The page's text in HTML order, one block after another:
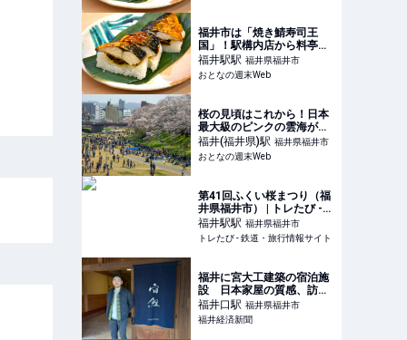
福井市は「焼き鯖寿司王
国」！駅構内店から料亭の
味までサバジェンヌおすす
め3品
福井駅駅 福井県福井市
おとなの週末Web
桜の見頃はこれから！日本
最大級のピンクの雲海が覆
い尽くす、福井市の「ふく
い桜まつり」へ
福井(福井県)駅 福井県福井市
おとなの週末Web
第41回ふくい桜まつり（福
井県福井市） | トレたび -
鉄道・旅行情報サイト
福井駅駅 福井県福井市
トレたび - 鉄道・旅行情報サイト
福井に宮大工建築の宿泊施
設 日本家屋の質感、訪日
観光客にアピール
福井口駅 福井県福井市
福井経済新聞